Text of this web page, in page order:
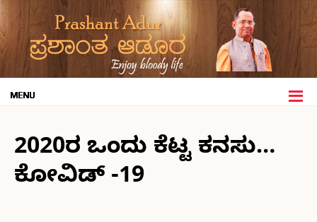
2020ರ ಒಂದು ಕೆಟ್ಟ ಕನಸು…
ಕೋವಿಡ್ -19